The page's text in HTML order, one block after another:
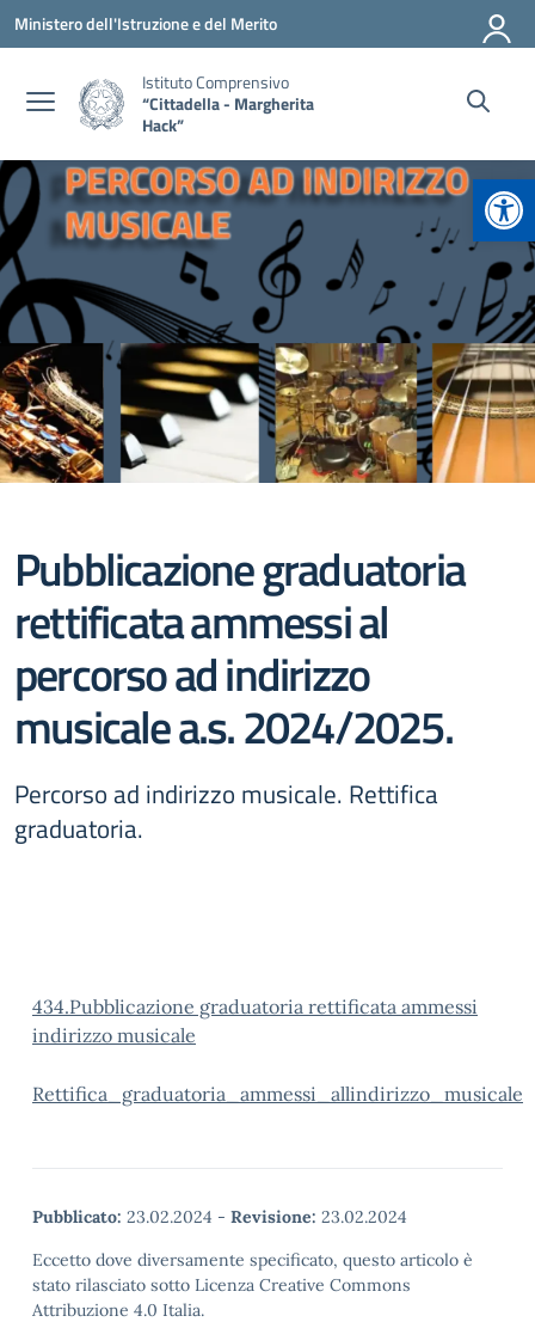
Vai ai contenuti
Vai al menu di navigazione
Vai al footer
Ministero dell'Istruzione e del Merito
Istituto Comprensivo
“Cittadella - Margherita
Hack”
Pubblicazione graduatoria
rettificata ammessi al
percorso ad indirizzo
musicale a.s. 2024/2025.
Percorso ad indirizzo musicale. Rettifica
graduatoria.
434.Pubblicazione graduatoria rettificata ammessi
indirizzo musicale
Rettifica_graduatoria_ammessi_allindirizzo_musicale
Pubblicato: 23.02.2024 - Revisione: 23.02.2024
Eccetto dove diversamente specificato, questo articolo è
stato rilasciato sotto Licenza Creative Commons
Attribuzione 4.0 Italia.